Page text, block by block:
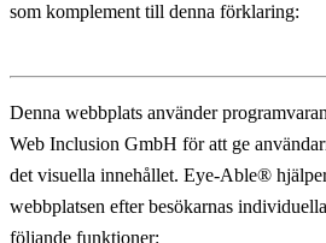
som komplement till denna förklaring:
Denna webbplats använder
Web Inclusion GmbH för att ge
det visuella innehållet. Eye-Able®
webbplatsen efter besökarnas
följande funktioner: